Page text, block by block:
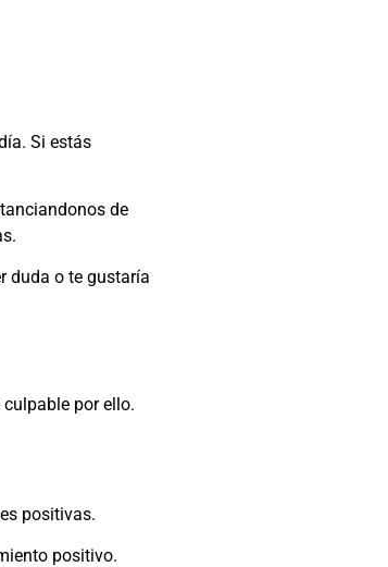
Si estás
de
duda o te gustaría
por ello.
positivas.
positivo.